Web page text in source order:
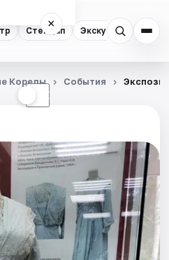
Стендап Экскурсии
×
☾
Корелы События